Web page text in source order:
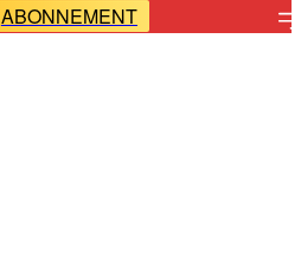
ABONNEMENT